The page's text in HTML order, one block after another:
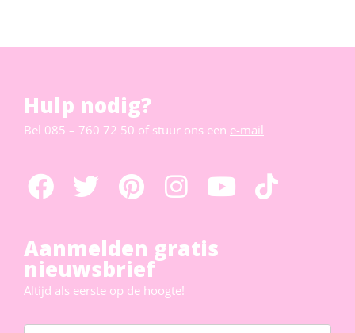
Hulp nodig?
Bel 085 – 760 72 50 of stuur ons een e-mail
Aanmelden gratis
nieuwsbrief
Altijd als eerste op de hoogte!